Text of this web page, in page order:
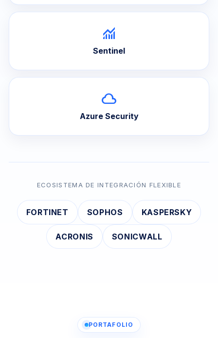
monitoring
Sentinel
cloud
Azure Security
ECOSISTEMA DE INTEGRACIÓN FLEXIBLE
FORTINET SOPHOS KASPERSKY
ACRONIS SONICWALL
PORTAFOLIO